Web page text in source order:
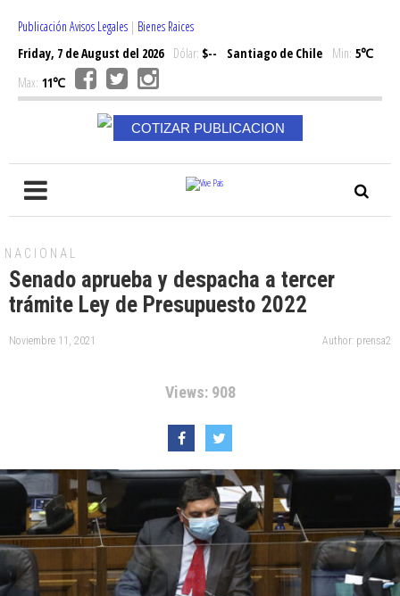
Publicación Avisos Legales | Bienes Raices
Friday, 7 de August del 2026Dólar: $-- Santiago de Chile Min: 5℃
Max: 11℃
COTIZAR PUBLICACION
NACIONAL
Senado aprueba y despacha a tercer
trámite Ley de Presupuesto 2022
Noviembre 11, 2021 Author: prensa2
Views: 908